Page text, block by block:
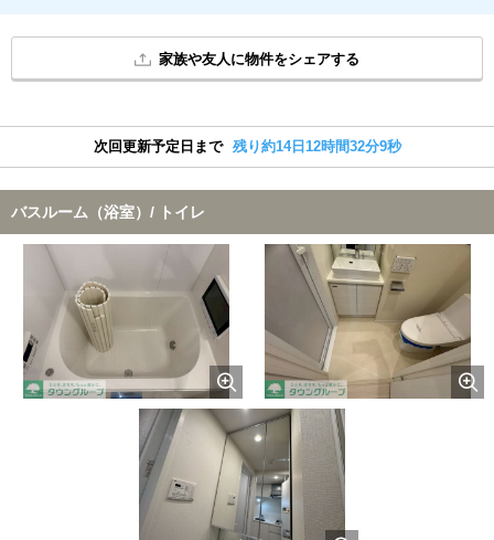
家族や友人に物件をシェアする
次回更新予定日まで 残り約14日12時間32分8秒
バスルーム（浴室）/ トイレ